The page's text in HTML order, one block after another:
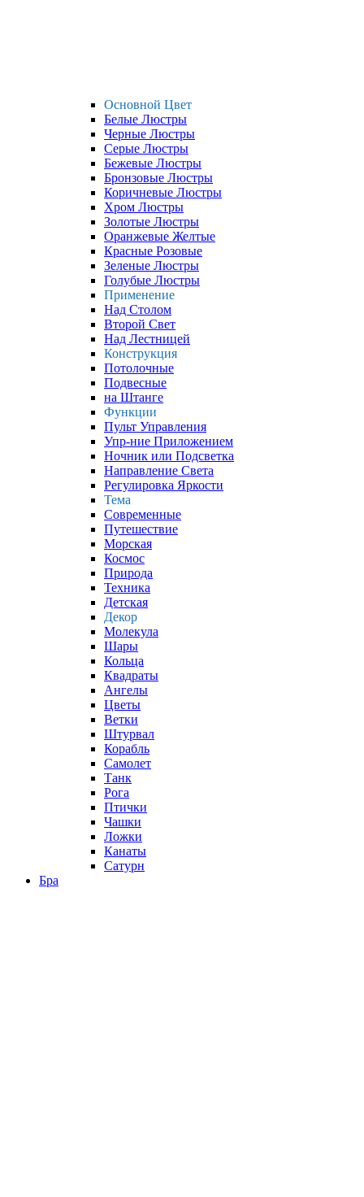
Основной Цвет
Белые Люстры
Черные Люстры
Серые Люстры
Бежевые Люстры
Бронзовые Люстры
Коричневые Люстры
Хром Люстры
Золотые Люстры
Оранжевые Желтые
Красные Розовые
Зеленые Люстры
Голубые Люстры
Применение
Над Столом
Второй Свет
Над Лестницей
Конструкция
Потолочные
Подвесные
на Штанге
Функции
Пульт Управления
Упр-ние Приложением
Ночник или Подсветка
Направление Света
Регулировка Яркости
Тема
Современные
Путешествие
Морская
Космос
Природа
Техника
Детская
Декор
Молекула
Шары
Кольца
Квадраты
Ангелы
Цветы
Ветки
Штурвал
Корабль
Самолет
Танк
Рога
Птички
Чашки
Ложки
Канаты
Сатурн
Бра